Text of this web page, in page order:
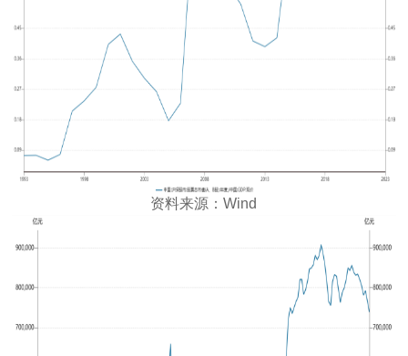
资料来源：Wind